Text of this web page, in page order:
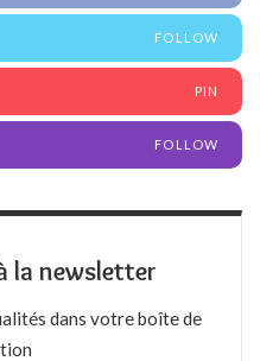
FOLLOW
PIN
FOLLOW
la newsletter
dans votre boîte de